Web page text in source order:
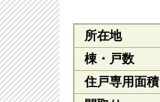
所在地
棟・戸数
住戸専用面積